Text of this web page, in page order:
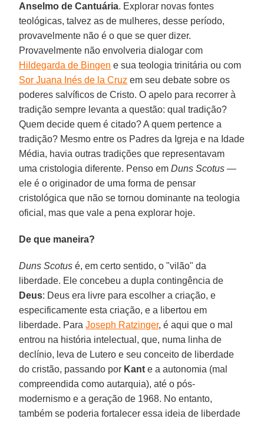
Anselmo de Cantuária. Explorar novas fontes
teológicas, talvez as de mulheres, desse período,
provavelmente não é o que se quer dizer.
Provavelmente não envolveria dialogar com
Hildegarda de Bingen e sua teologia trinitária ou com
Sor Juana Inés de la Cruz em seu debate sobre os
poderes salvíficos de Cristo. O apelo para recorrer à
tradição sempre levanta a questão: qual tradição?
Quem decide quem é citado? A quem pertence a
tradição? Mesmo entre os Padres da Igreja e na Idade
Média, havia outras tradições que representavam
uma cristologia diferente. Penso emDuns Scotus —
ele é o originador de uma forma de pensar
cristológica que não se tornou dominante na teologia
oficial, mas que vale a pena explorar hoje.
De que maneira?
Duns Scotus é, em certo sentido, o "vilão" da
liberdade. Ele concebeu a dupla contingência de
Deus: Deus era livre para escolher a criação, e
especificamente esta criação, e a libertou em
liberdade. ParaJoseph Ratzinger, é aqui que o mal
entrou na história intelectual, que, numa linha de
declínio, leva de Lutero e seu conceito de liberdade
do cristão, passando por Kant e a autonomia (mal
compreendida como autarquia), até o pós-
modernismo e a geração de 1968. No entanto,
também se poderia fortalecer essa ideia de liberdade